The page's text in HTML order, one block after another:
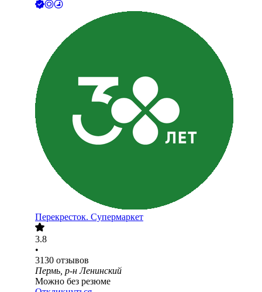
Перекресток. Супермаркет
3.8
•
3130 отзывов
Пермь, р-н Ленинский
Можно без резюме